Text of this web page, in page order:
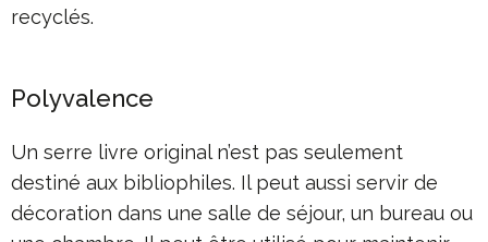
recyclés.
Polyvalence
Un serre livre original n’est pas seulement
destiné aux bibliophiles. Il peut aussi servir de
décoration dans une salle de séjour, un bureau ou